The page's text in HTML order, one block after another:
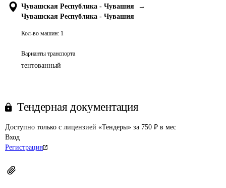
Чувашская Республика - Чувашия
→
Чувашская Республика - Чувашия
Кол-во машин: 1
Варианты транспорта
тентованный
Тендерная документация
Доступно только с лицензией «Тендеры» за 750 ₽ в мес
Вход
Регистрация